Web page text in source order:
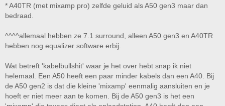
* A40TR (met mixamp pro) zelfde geluid als A50 gen3 maar dan
bedraad.
^^^^allemaal hebben ze 7.1 surround, alleen A50 gen3 en A40TR
hebben nog equalizer software erbij.
Wat betreft 'kabelbullshit' waar je het over hebt snap ik niet
helemaal. Een A50 heeft een paar minder kabels dan een A40. Bij
de A50 gen2 is dat die kleine 'mixamp' eenmalig aansluiten en je
hoeft er niet meer aan te komen. Bij de A50 gen3 is het een